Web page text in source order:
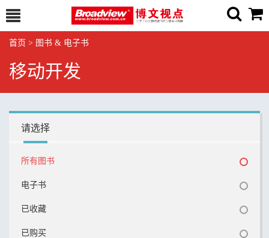
首页 > 图书 & 电子书
移动开发
请选择
所有图书
电子书
已收藏
已购买